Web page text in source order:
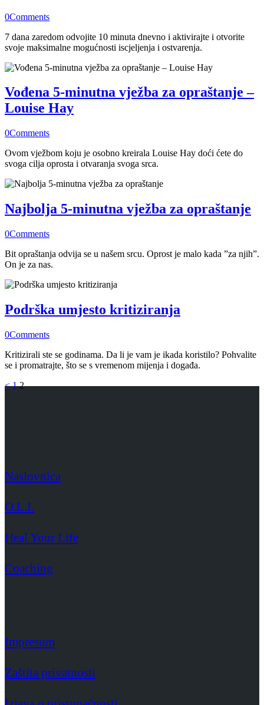
0Comments
7 dana zaredom odvojite 10 minuta dnevno i aktivirajte i otvorite
svoje maksimalne mogućnosti iscjeljenja i ostvarenja.
Vođena 5-minutna vježba za opraštanje –
Louise Hay
0Comments
Ovom vježbom koju je osobno kreirala Louise Hay doći ćete do
svoga cilja oprosta i otvaranja svoga srca.
Najbolja 5-minutna vježba za opraštanje
0Comments
Bit opraštanja odvija se u našem srcu. Oprost je malo kada ”za njih”.
On je za nas.
Podrška umjesto kritiziranja
0Comments
Kritizirali ste se godinama. Da li je vam je ikada koristilo? Pohvalite
se i promatrajte, što se s vremenom mijenja i događa.
Brojevi
<Page
1Page
2
Naslovnica
O.L.I.
Heal Your Life
Coaching
Impresum
Zaštita privatnosti